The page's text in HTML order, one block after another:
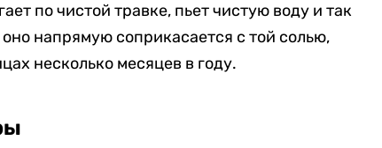
по чистой травке, пьет чистую воду и так
напрямую соприкасается с той солью,
несколько месяцев в году.